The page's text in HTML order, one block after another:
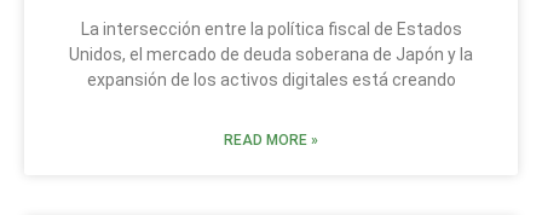
La intersección entre la política fiscal de Estados
Unidos, el mercado de deuda soberana de Japón y la
expansión de los activos digitales está creando
READ MORE »